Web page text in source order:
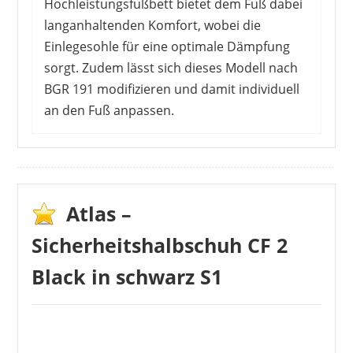
Hochleistungsfußbett bietet dem Fuß dabei
langanhaltenden Komfort, wobei die
Einlegesohle für eine optimale Dämpfung
sorgt. Zudem lässt sich dieses Modell nach
BGR 191 modifizieren und damit individuell
an den Fuß anpassen.
Mehrheitlich sind die KäuferInnen von diesem
Schuh überzeugt. Das sportliche Design
erinnert an einen Sneaker und stößt so auf
Zustimmung. Auch die Verarbeitung überzeugt
die KundInnen, wobei sich der Schuh in
Arbeitsbereichen, die wenig schmutzbehaftet
sind, als sehr pflegeleicht erweist. Fällt hingegen
Atlas –
Sicherheitshalbschuh CF 2
Black in schwarz S1